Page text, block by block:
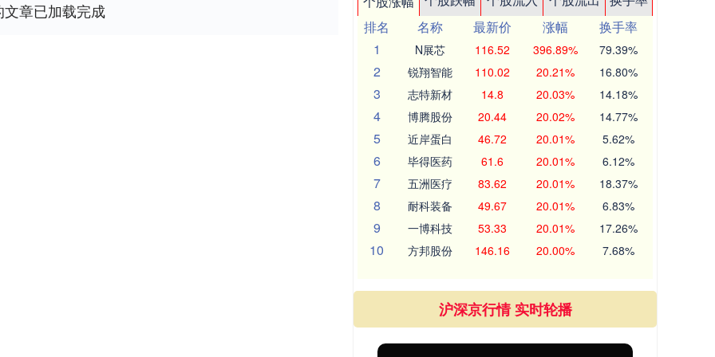
章已加载完成
排名
名称 最新价 涨幅
换手率
1
N展芯 116.52 396.89% 79.39%
2 锐翔智能 110.02 20.21% 16.80%
3 志特新材 14.8 20.03% 14.18%
4 博腾股份 20.44 20.02% 14.77%
5 近岸蛋白 46.72 20.01% 5.62%
6 毕得医药 61.6 20.01% 6.12%
7 五洲医疗 83.62 20.01% 18.37%
8 耐科装备 49.67 20.01% 6.83%
9 一博科技 53.33 20.01% 17.26%
10 方邦股份 146.16 20.00% 7.68%
沪深京行情 实时轮播